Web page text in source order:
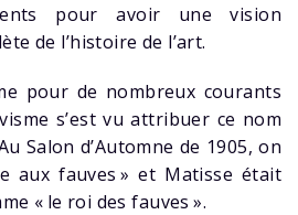
pour avoir une vision
de l’histoire de l’art.
pour de nombreux courants
s’est vu attribuer ce nom
Salon d’Automne de 1905, on
aux fauves » et Matisse était
« le roi des fauves ».